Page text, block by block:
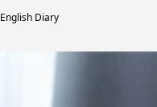
English Diary